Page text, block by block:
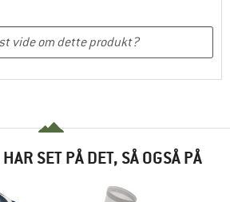
SET PÅ DET, SÅ OGSÅ PÅ